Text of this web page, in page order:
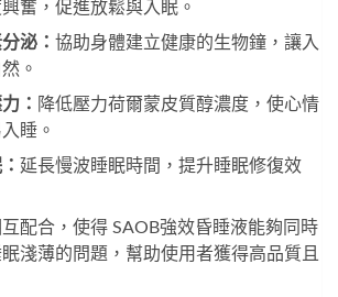
奮，促進放鬆與入眠。
泌： 協助身體建立健康的生物鐘，讓入
。
： 降低壓力荷爾蒙皮質醇濃度，使心情
睡。
延長慢波睡眠時間，提升睡眠修復效
配合，使得 SAOB強效昏睡液能夠同時
淺薄的問題，幫助使用者獲得高品質且